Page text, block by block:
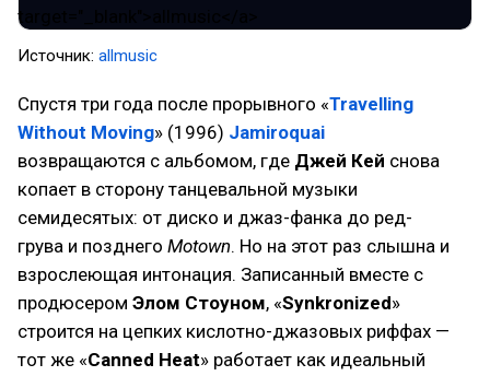
Источник: allmusic
Спустя три года после прорывного «Travelling
Without Moving» (1996) Jamiroquai
возвращаются с альбомом, где Джей Кей снова
копает в сторону танцевальной музыки
семидесятых: от диско и джаз-фанка до ред-
грува и позднего Motown. Но на этот раз слышна и
взрослеющая интонация. Записанный вместе с
продюсером Элом Стоуном, «Synkronized»
строится на цепких кислотно-джазовых риффах —
тот же «Canned Heat» работает как идеальный